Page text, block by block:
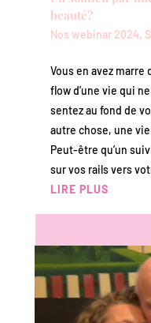
beauté?
Nos webinar 2024,
Vous en avez marre
flow d’une vie qui
sentez au fond de
autre chose, une
Peut-être qu’un
sur vos rails vers
LIRE PLUS